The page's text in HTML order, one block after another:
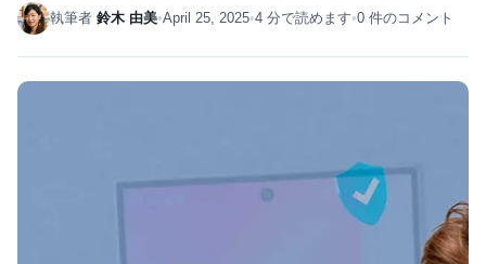
執筆者 鈴木 由美•April 25, 2025•4 分で読めます•0 件のコメント